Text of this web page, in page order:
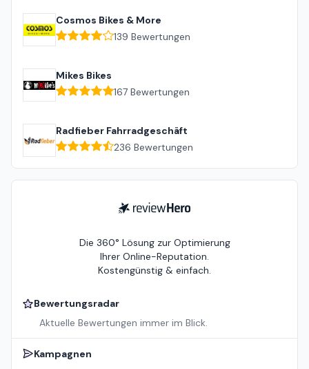
Cosmos Bikes & More
139 Bewertungen
Mikes Bikes
167 Bewertungen
Radfieber Fahrradgeschäft
236 Bewertungen
ReviewHero
Die 360° Lösung zur Optimierung
Ihrer Online-Reputation.
Kostengünstig & einfach.
Bewertungsradar
Aktuelle Bewertungen immer im Blick.
Kampagnen